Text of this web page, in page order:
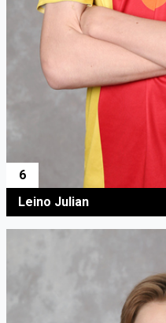
6
Leino Julian